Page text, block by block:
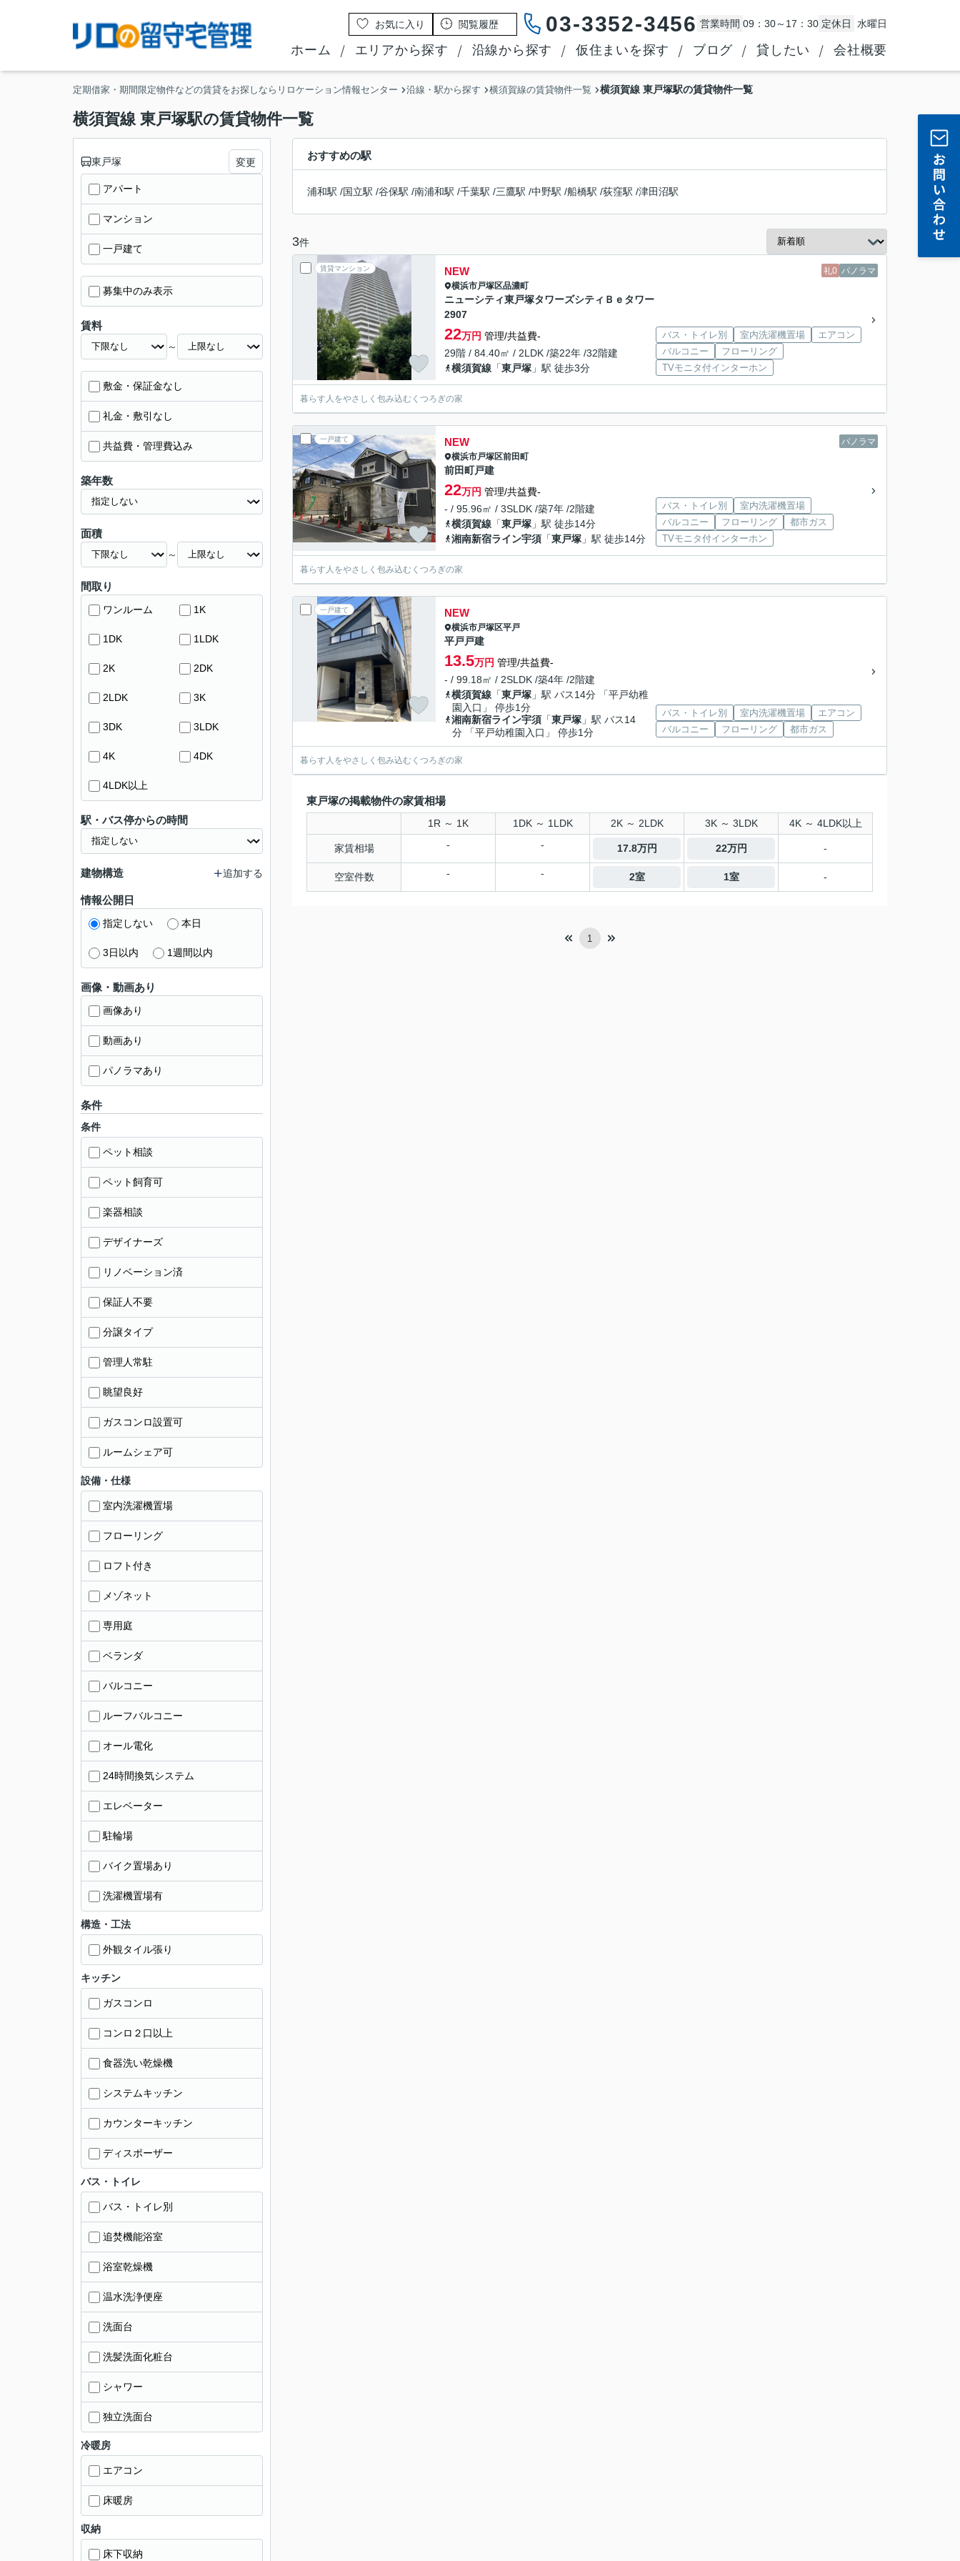
お気に入り 閲覧履歴 03-3352-3456 営業時間 09：30～17：30 定休日 水曜日
ホーム エリアから探す 沿線から探す 仮住まいを探す ブログ 貸したい 会社概要
定期借家・期間限定物件などの賃貸をお探しならリロケーション情報センター 沿線・駅から探す 横須賀線の賃貸物件一覧 横須賀線 東戸塚駅の賃貸物件一覧
横須賀線 東戸塚駅の賃貸物件一覧
おすすめの駅
浦和駅 /国立駅 /谷保駅 /南浦和駅 /千葉駅 /三鷹駅 /中野駅 /船橋駅 /荻窪駅 /津田沼駅
3件
賃貸マンション 礼0 パノラマ
NEW
横浜市戸塚区品濃町
ニューシティ東戸塚タワーズシティＢｅタワー
2907
22万円 管理/共益費-
29階 / 84.40㎡ / 2LDK /築22年 /32階建
横須賀線 「東戸塚 」駅 徒歩3分
バス・トイレ別 室内洗濯機置場
エアコン
バルコニー
フローリング
TVモニタ付インターホン
暮らす人をやさしく包み込むくつろぎの家
一戸建て パノラマ
NEW
横浜市戸塚区前田町
前田町戸建
22万円 管理/共益費-
- / 95.96㎡ / 3SLDK /築7年 /2階建
横須賀線 「東戸塚 」駅 徒歩14分
湘南新宿ライン宇須 「東戸塚 」駅 徒歩14分
バス・トイレ別
室内洗濯機置場
バルコニー
フローリング
都市ガス
TVモニタ付インターホン
暮らす人をやさしく包み込むくつろぎの家
一戸建て NEW
横浜市戸塚区平戸
平戸戸建
13.5万円 管理/共益費-
- / 99.18㎡ / 2SLDK /築4年 /2階建
横須賀線 「東戸塚 」駅 バス14分 「平戸幼稚
園入口」 停歩1分
湘南新宿ライン宇須 「東戸塚 」駅 バス14
分 「平戸幼稚園入口」 停歩1分
バス・トイレ別 室内洗濯機置場
エアコン
バルコニー
フローリング 都市ガス
暮らす人をやさしく包み込むくつろぎの家
東戸塚の掲載物件の家賃相場
1R ～ 1K 1DK ～ 1LDK 2K ～ 2LDK 3K ～ 3LDK 4K ～ 4LDK以上
家賃相場 - - 17.8万円 22万円 -
空室件数 - - 2室 1室 -
1
東戸塚 変更
アパート
マンション
一戸建て
募集中のみ表示
賃料
～
敷金・保証金なし
礼金・敷引なし
共益費・管理費込み
築年数
面積
～
間取り
ワンルーム 1K
1DK 1LDK
2K 2DK
2LDK 3K
3DK 3LDK
4K 4DK
4LDK以上
駅・バス停からの時間
建物構造 追加する
情報公開日
指定しない 本日
3日以内 1週間以内
画像・動画あり
画像あり
動画あり
パノラマあり
条件
条件
ペット相談
ペット飼育可
楽器相談
デザイナーズ
リノベーション済
保証人不要
分譲タイプ
管理人常駐
眺望良好
ガスコンロ設置可
ルームシェア可
設備・仕様
室内洗濯機置場
フローリング
ロフト付き
メゾネット
専用庭
ベランダ
バルコニー
ルーフバルコニー
オール電化
24時間換気システム
エレベーター
駐輪場
バイク置場あり
洗濯機置場有
構造・工法
外観タイル張り
キッチン
ガスコンロ
コンロ２口以上
食器洗い乾燥機
システムキッチン
カウンターキッチン
ディスポーザー
バス・トイレ
バス・トイレ別
追焚機能浴室
浴室乾燥機
温水洗浄便座
洗面台
洗髪洗面化粧台
シャワー
独立洗面台
冷暖房
エアコン
床暖房
収納
床下収納